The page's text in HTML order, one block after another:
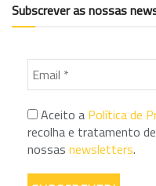
Subscrever as nossas
Aceito a Política de
recolha e tratamento
nossas newsletters.